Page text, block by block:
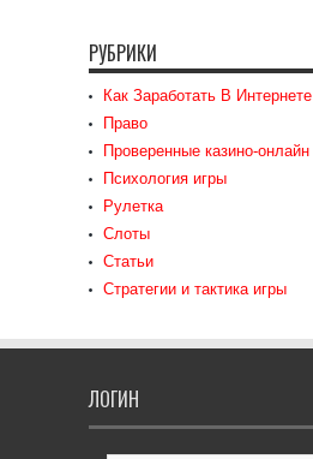
РУБРИКИ
Как Заработать В Интернете
Право
Проверенные казино-онлайн
Психология игры
Рулетка
Слоты
Статьи
Стратегии и тактика игры
ЛОГИН